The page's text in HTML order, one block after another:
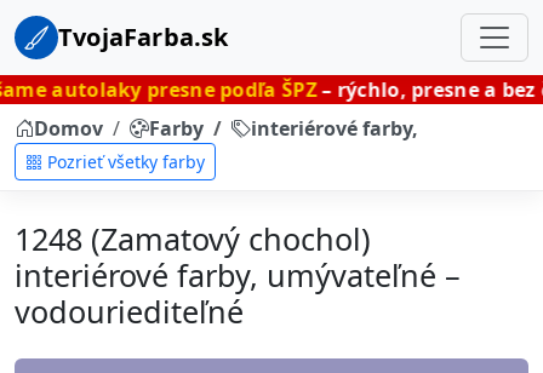
TvojaFarba.sk
presne podľa ŠPZ– rýchlo, presne a bez čakania.
Domov
Farby interiérové farby,
Pozrieť všetky farby
1248 (Zamatový chochol)
interiérové farby, umývateľné –
vodouriediteľné